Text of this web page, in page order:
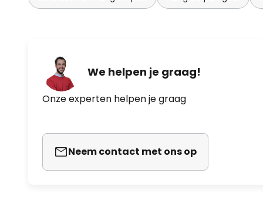
We helpen je graag!
Onze experten helpen je graag
Neem contact met ons op